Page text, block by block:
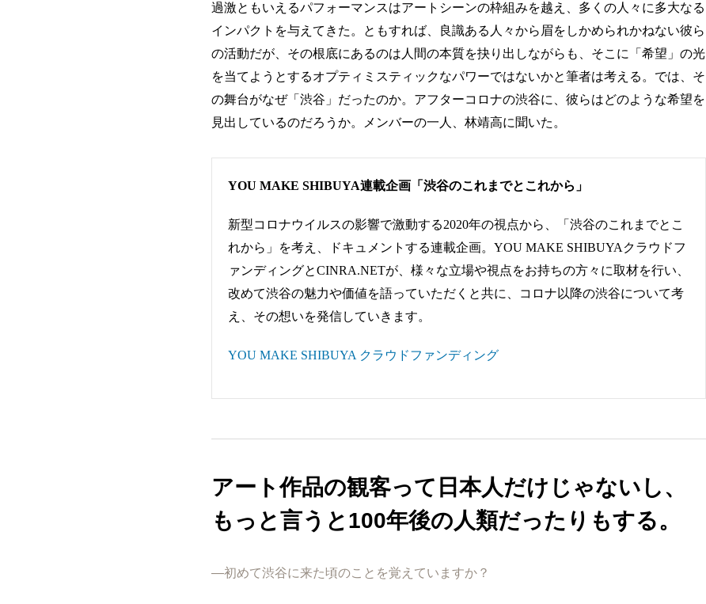
過激ともいえるパフォーマンスはアートシーンの枠組みを越え、多くの人々に多大なる
インパクトを与えてきた。ともすれば、良識ある人々から眉をしかめられかねない彼ら
の活動だが、その根底にあるのは人間の本質を抉り出しながらも、そこに「希望」の光
を当てようとするオプティミスティックなパワーではないかと筆者は考える。では、そ
の舞台がなぜ「渋谷」だったのか。アフターコロナの渋谷に、彼らはどのような希望を
見出しているのだろうか。メンバーの一人、林靖高に聞いた。
YOU MAKE SHIBUYA連載企画「渋谷のこれまでとこれから」
新型コロナウイルスの影響で激動する2020年の視点から、「渋谷のこれまでとこ
れから」を考え、ドキュメントする連載企画。YOU MAKE SHIBUYAクラウドフ
ァンディングとCINRA.NETが、様々な立場や視点をお持ちの方々に取材を行い、
改めて渋谷の魅力や価値を語っていただくと共に、コロナ以降の渋谷について考
え、その想いを発信していきます。
YOU MAKE SHIBUYA クラウドファンディング
アート作品の観客って日本人だけじゃないし、
もっと言うと100年後の人類だったりもする。
―初めて渋谷に来た頃のことを覚えていますか？